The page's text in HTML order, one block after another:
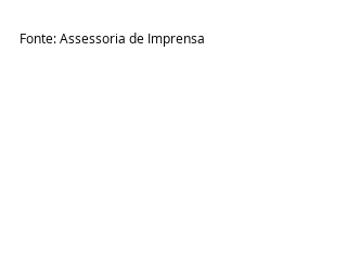
Fonte: Assessoria de Imprensa